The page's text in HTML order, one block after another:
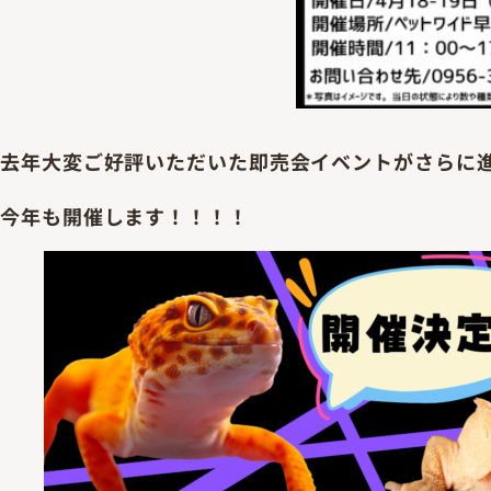
去年大変ご好評いただいた即売会イベントがさらに
今年も開催します！！！！